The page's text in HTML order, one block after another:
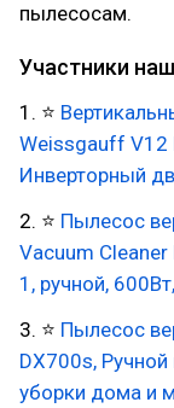
пылесосам.
Участники
1. ⭐
Weissgauff V12
Инверторный
2. ⭐ Пылесос
Vасuum
1, ручной,
3. ⭐ Пылесос
DX700s,
уборки дома и